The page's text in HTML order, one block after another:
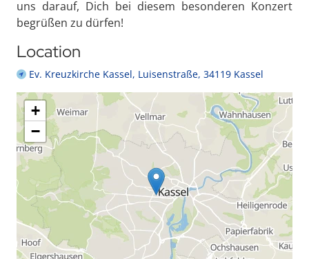
uns darauf, Dich bei diesem besonderen Konzert
begrüßen zu dürfen!
Location
Ev. Kreuzkirche Kassel, Luisenstraße, 34119 Kassel
+
−